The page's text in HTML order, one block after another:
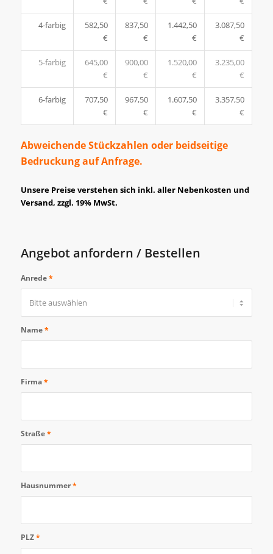
4-farbig
582,50
€
837,50
€
1.442,50
€
3.087,50
€
5-farbig
645,00
€
900,00
€
1.520,00
€
3.235,00
€
6-farbig
707,50
€
967,50
€
1.607,50
€
3.357,50
€
Abweichende Stückzahlen oder beidseitige
Bedruckung auf Anfrage.
Unsere Preise verstehen sich inkl. aller Nebenkosten und
Versand, zzgl. 19% MwSt.
Angebot anfordern / Bestellen
Anrede*
Name*
Firma*
Straße*
Hausnummer*
PLZ*